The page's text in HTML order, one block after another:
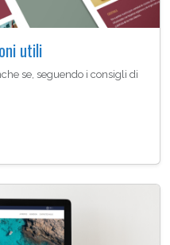
utili
se, seguendo i consigli di